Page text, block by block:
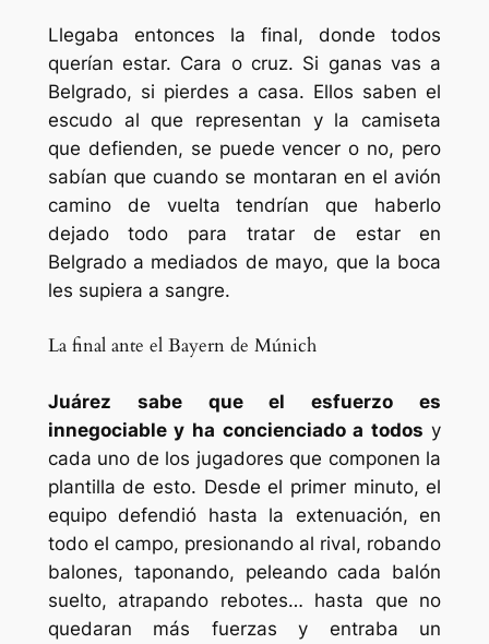
Llegaba entonces la final, donde todos
querían estar. Cara o cruz. Si ganas vas a
Belgrado, si pierdes a casa. Ellos saben el
escudo al que representan y la camiseta
que defienden, se puede vencer o no, pero
sabían que cuando se montaran en el avión
camino de vuelta tendrían que haberlo
dejado todo para tratar de estar en
Belgrado a mediados de mayo, que la boca
les supiera a sangre.
La final ante el Bayern de Múnich
Juárez sabe que el esfuerzo es
innegociable y ha concienciado a todos y
cada uno de los jugadores que componen la
plantilla de esto. Desde el primer minuto, el
equipo defendió hasta la extenuación, en
todo el campo, presionando al rival, robando
balones, taponando, peleando cada balón
suelto, atrapando rebotes… hasta que no
quedaran más fuerzas y entraba un